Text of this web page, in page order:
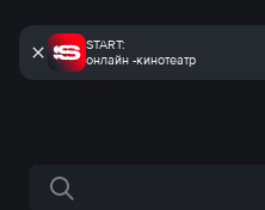
START:
онлайн -кинотеатр
Поиск по сайту